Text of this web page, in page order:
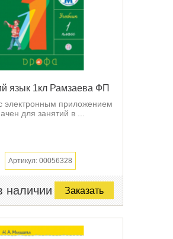
язык 1кл Рамзаева ФП
электронным приложением
для занятий в ...
Артикул: 00056328
наличии Заказать